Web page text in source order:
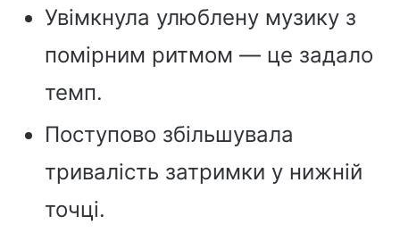
Увімкнула улюблену музику з
помірним ритмом — це задало
темп.
Поступово збільшувала
тривалість затримки у нижній
точці.